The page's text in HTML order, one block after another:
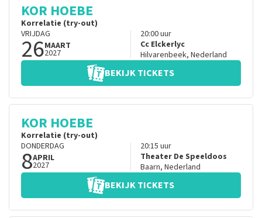
KOR HOEBE
Korrelatie (try-out)
VRIJDAG
26MAART
2027
20:00uur
Cc Elckerlyc
Hilvarenbeek, Nederland
BEKIJK TICKETS
KOR HOEBE
Korrelatie (try-out)
DONDERDAG
8APRIL
2027
20:15 uur
Theater De Speeldoos
Baarn, Nederland
BEKIJK TICKETS